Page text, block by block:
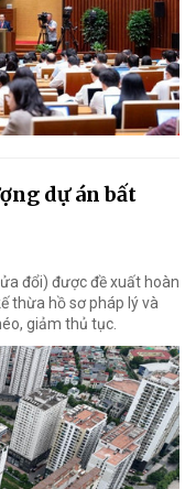
dự án bất
đổi) được đề xuất hoàn
thừa hồ sơ pháp lý và
giảm thủ tục.